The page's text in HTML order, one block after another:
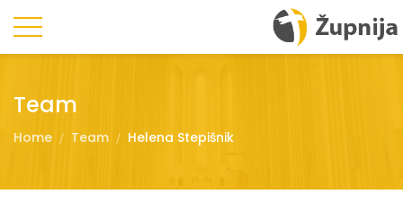
Team
Home Team Helena Stepišnik